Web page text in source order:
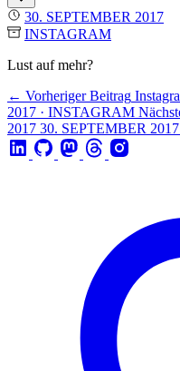
30. SEPTEMBER 2017
INSTAGRAM
Lust auf mehr?
← Vorheriger Beitrag
2017 · INSTAGRAM
2017 30. SEPTEMBER